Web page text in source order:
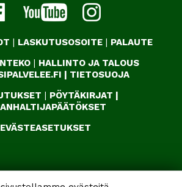
| LASKUTUSOSOITE | PALAUTE
| HALLINTO JA TALOUS
| TIETOSUOJA
| PÖYTÄKIRJAT |
EVÄSTEASETUKSET